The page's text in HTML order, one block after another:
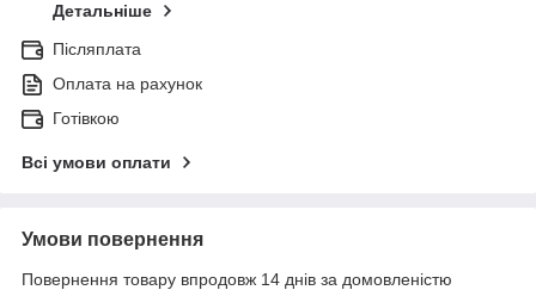
Детальніше
Післяплата
Оплата на рахунок
Готівкою
Всі умови оплати
Умови повернення
Повернення товару впродовж 14 днів за домовленістю